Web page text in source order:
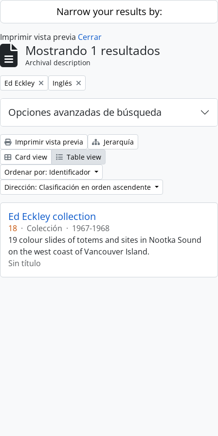
Skip to main contentNarrow your results by:
Imprimir vista previa Cerrar
Mostrando 1 resultados
Archival description
Remove filter:
Ed Eckley Remove filter:
Inglés
Opciones avanzadas de búsqueda
Imprimir vista previa
Jerarquía
Card view
Table view
Ordenar por: Identificador
Dirección: Clasificación en orden ascendente
Ed Eckley collection
18 · Colección · 1967-1968
19 colour slides of totems and sites in Nootka Sound
on the west coast of Vancouver Island.
Sin título